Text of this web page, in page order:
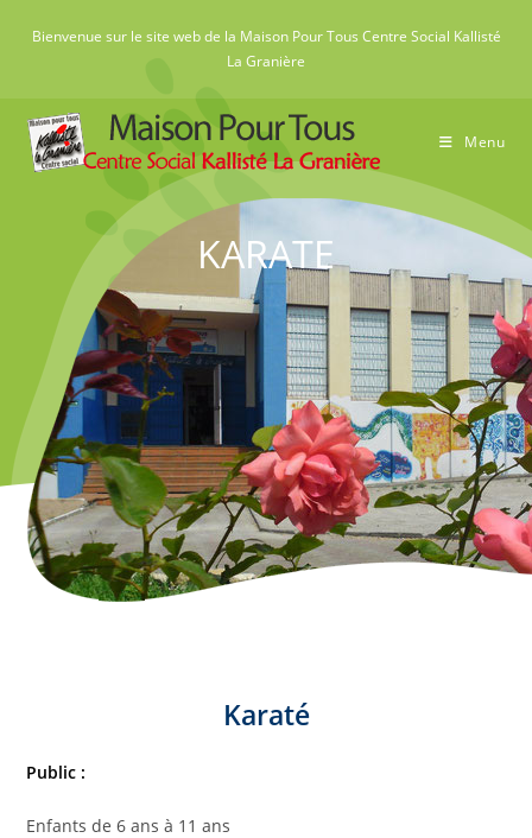
Bienvenue sur le site web de la Maison Pour Tous Centre Social Kallisté
La Granière
Menu
KARATE
Karaté
Public :
Enfants de 6 ans à 11 ans